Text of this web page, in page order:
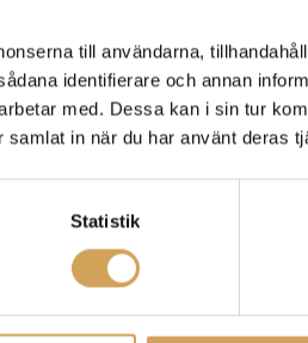
till användarna,
identifierare och annan
med. Dessa kan i sin tur
in när du har använt deras
Statistik